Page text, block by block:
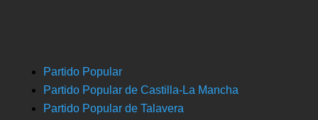
Partido Popular
Partido Popular de Castilla-La Mancha
Partido Popular de Talavera